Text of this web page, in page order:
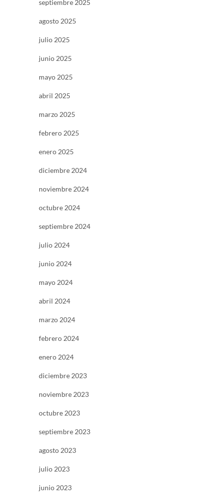
septiembre 2025
agosto 2025
julio 2025
junio 2025
mayo 2025
abril 2025
marzo 2025
febrero 2025
enero 2025
diciembre 2024
noviembre 2024
octubre 2024
septiembre 2024
julio 2024
junio 2024
mayo 2024
abril 2024
marzo 2024
febrero 2024
enero 2024
diciembre 2023
noviembre 2023
octubre 2023
septiembre 2023
agosto 2023
julio 2023
junio 2023